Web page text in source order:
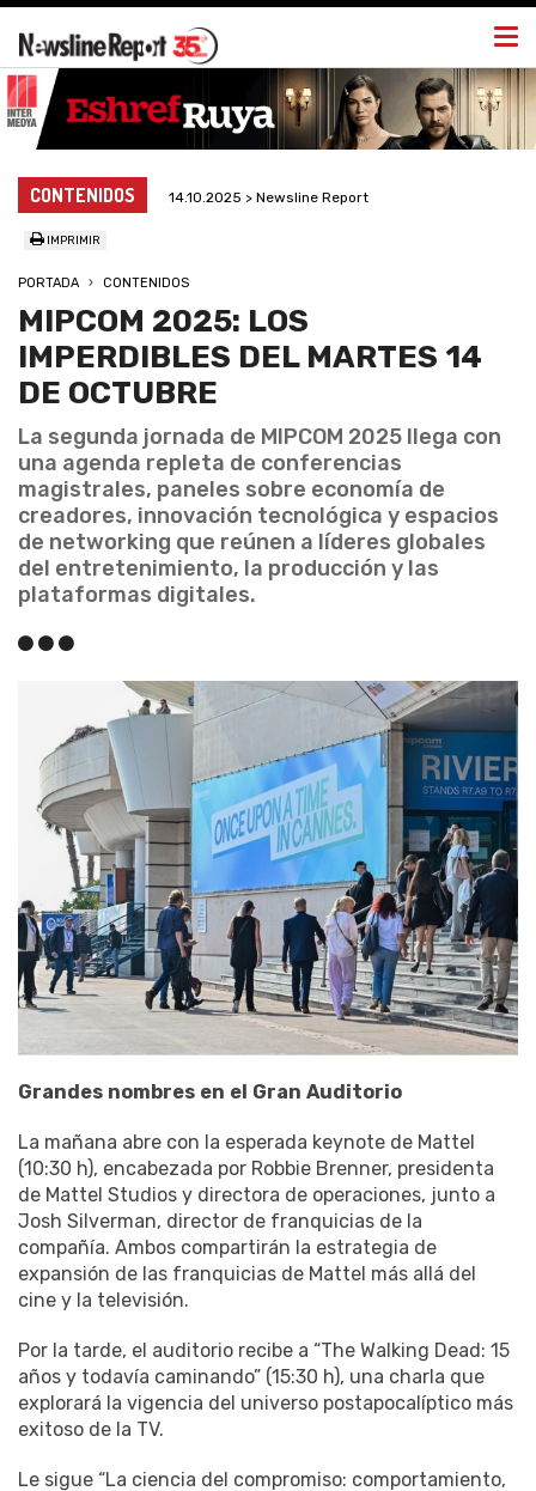
CONTENIDOS 14.10.2025 > Newsline Report
IMPRIMIR
PORTADA CONTENIDOS
MIPCOM 2025: LOS
IMPERDIBLES DEL MARTES 14
DE OCTUBRE
La segunda jornada de MIPCOM 2025 llega con
una agenda repleta de conferencias
magistrales, paneles sobre economía de
creadores, innovación tecnológica y espacios
de networking que reúnen a líderes globales
del entretenimiento, la producción y las
plataformas digitales.
Grandes nombres en el Gran Auditorio
La mañana abre con la esperada keynote de Mattel
(10:30 h), encabezada por Robbie Brenner, presidenta
de Mattel Studios y directora de operaciones, junto a
Josh Silverman, director de franquicias de la
compañía. Ambos compartirán la estrategia de
expansión de las franquicias de Mattel más allá del
cine y la televisión.
Por la tarde, el auditorio recibe a “The Walking Dead: 15
años y todavía caminando” (15:30 h), una charla que
explorará la vigencia del universo postapocalíptico más
exitoso de la TV.
Le sigue “La ciencia del compromiso: comportamiento,